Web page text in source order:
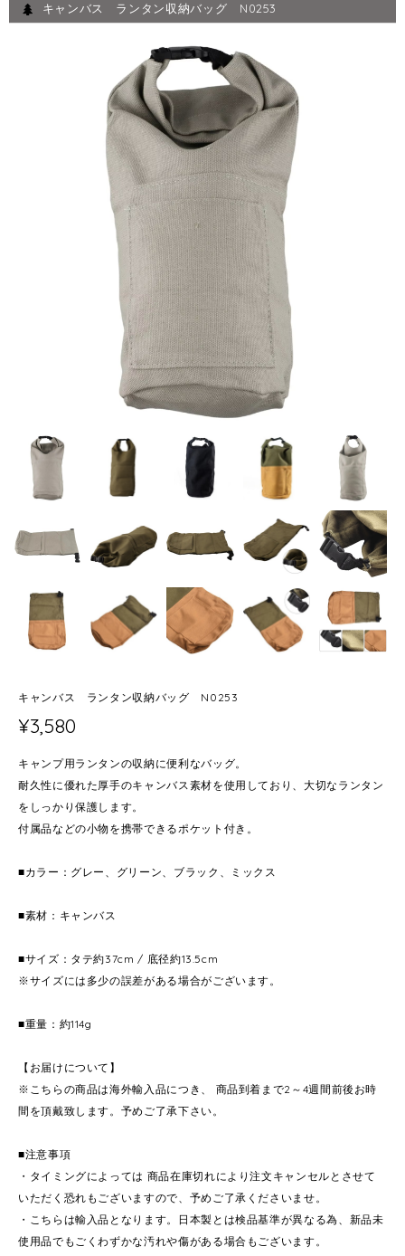
キャンバス ランタン収納バッグ N0253
キャンバス ランタン収納バッグ N0253
¥3,580
キャンプ用ランタンの収納に便利なバッグ。
耐久性に優れた厚手のキャンバス素材を使用しており、大切なランタン
をしっかり保護します。
付属品などの小物を携帯できるポケット付き。
■カラー：グレー、グリーン、ブラック、ミックス
■素材：キャンバス
■サイズ：タテ約37cm / 底径約13.5cm
※サイズには多少の誤差がある場合がございます。
■重量：約114g
【お届けについて】
※こちらの商品は海外輸入品につき、 商品到着まで2～4週間前後お時
間を頂戴致します。予めご了承下さい。
■注意事項
・タイミングによっては 商品在庫切れにより注文キャンセルとさせて
いただく恐れもございますので、予めご了承くださいませ。
・こちらは輸入品となります。日本製とは検品基準が異なる為、新品未
使用品でもごくわずかな汚れや傷がある場合もございます。